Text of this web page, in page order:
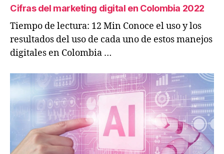
Cifras del marketing digital en Colombia 2022
Tiempo de lectura: 12 Min Conoce el uso y los
resultados del uso de cada uno de estos manejos
digitales en Colombia …